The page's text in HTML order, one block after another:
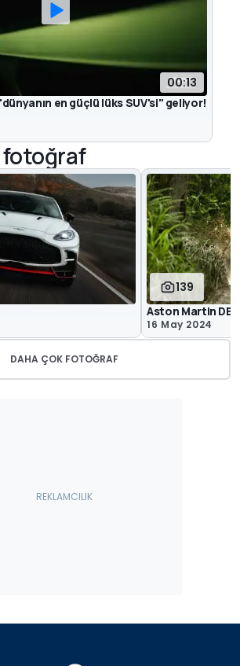
00:13
en güçlü lüks SUV'si" geliyor!
fotoğraf
139
Aston Martin
16 May 2024
DAHA ÇOK FOTOĞRAF